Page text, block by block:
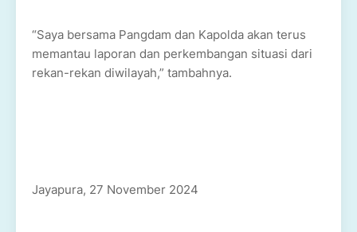
“Saya bersama Pangdam dan Kapolda akan terus
memantau laporan dan perkembangan situasi dari
rekan-rekan diwilayah,” tambahnya.
Jayapura, 27 November 2024